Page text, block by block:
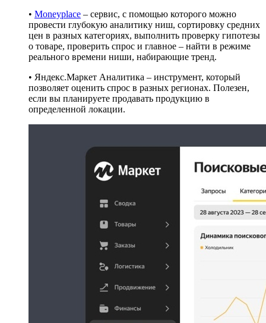
• Moneyplace – сервис, с помощью которого можно
провести глубокую аналитику ниш, сортировку средних
цен в разных категориях, выполнить проверку гипотезы
о товаре, проверить спрос и главное – найти в режиме
реального времени ниши, набирающие тренд.
• Яндекс.Маркет Аналитика – инструмент, который
позволяет оценить спрос в разных регионах. Полезен,
если вы планируете продавать продукцию в
определенной локации.